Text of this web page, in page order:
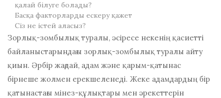
қалай білуге ​​болады?
Басқа факторларды ескеру қажет
Сіз не істей аласыз?
Зорлық-зомбылық туралы, әсіресе некенің қасиетті
байланыстарындағы зорлық-зомбылық туралы айту
қиын. Әрбір жағдай, адам және қарым-қатынас
бірнеше жолмен ерекшеленеді. Жеке адамдардың бір
қатынастағы мінез-құлықтары мен әрекеттерін